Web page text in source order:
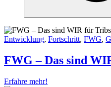
Entwicklung, Fortschritt, FWG,
FWG – Das sind
Erfahre mehr!